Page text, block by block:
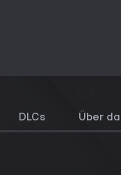
DLCs Über